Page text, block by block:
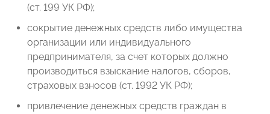
(ст. 199 УК РФ);
сокрытие денежных средств либо имущества
организации или индивидуального
предпринимателя, за счет которых должно
производиться взыскание налогов, сборов,
страховых взносов (ст. 1992 УК РФ);
привлечение денежных средств граждан в